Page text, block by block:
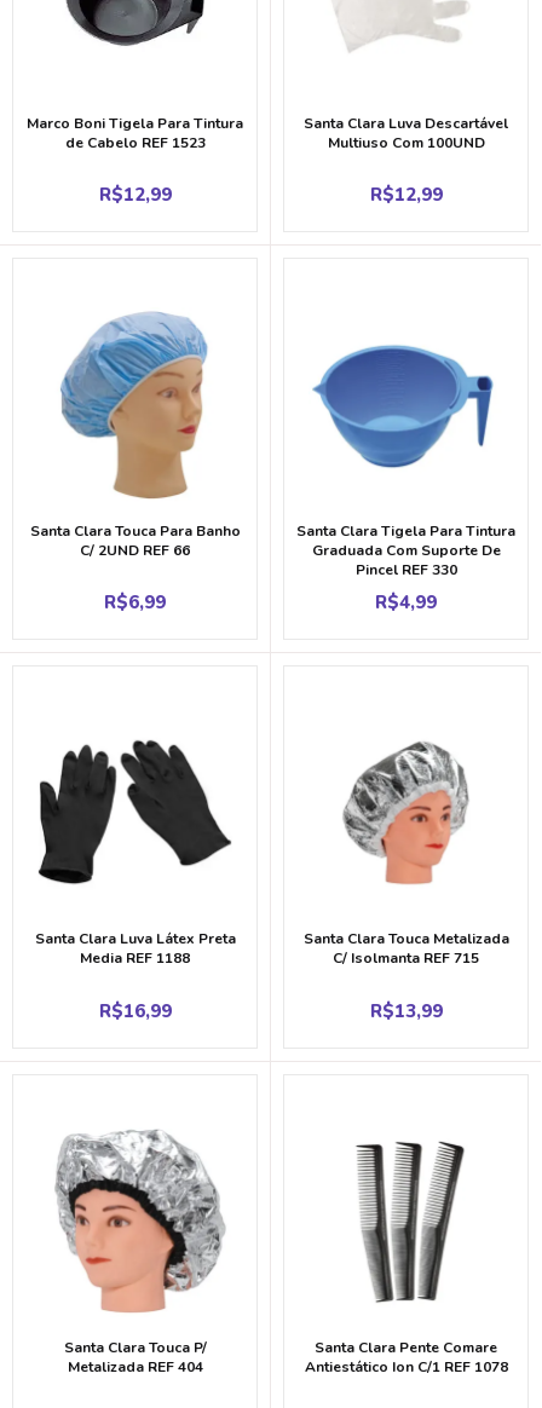
Marco Boni Tigela Para Tintura
de Cabelo REF 1523
R$12,99
Santa Clara Luva Descartável
Multiuso Com 100UND
R$12,99
Santa Clara Touca Para Banho
C/ 2UND REF 66
R$6,99
Santa Clara Tigela Para Tintura
Graduada Com Suporte De
Pincel REF 330
R$4,99
Santa Clara Luva Látex Preta
Media REF 1188
R$16,99
Santa Clara Touca Metalizada
C/ Isolmanta REF 715
R$13,99
Santa Clara Touca P/
Metalizada REF 404
Santa Clara Pente Comare
Antiestático Ion C/1 REF 1078